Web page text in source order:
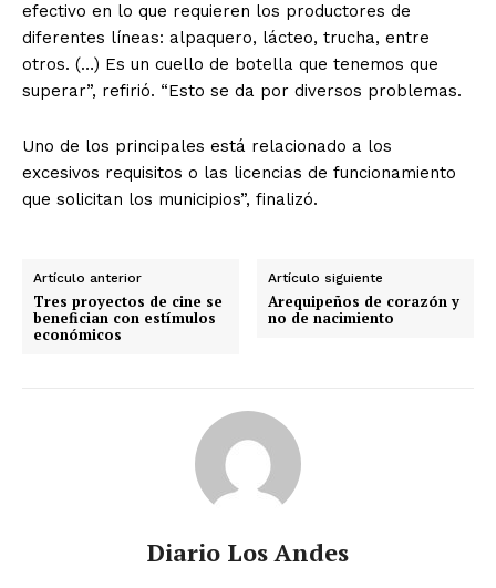
efectivo en lo que requieren los productores de
diferentes líneas: alpaquero, lácteo, trucha, entre
otros. (…) Es un cuello de botella que tenemos que
superar”, refirió. “Esto se da por diversos problemas.
Uno de los principales está relacionado a los
excesivos requisitos o las licencias de funcionamiento
que solicitan los municipios”, finalizó.
Artículo anterior
Tres proyectos de cine se
benefician con estímulos
económicos
Artículo siguiente
Arequipeños de corazón y
no de nacimiento
Diario Los Andes